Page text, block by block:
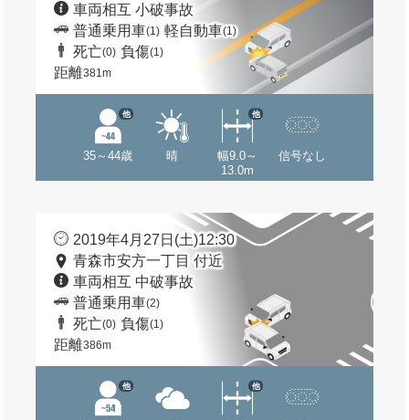
車両相互 小破事故
普通乗用車(1) 軽自動車(1)
死亡(0) 負傷(1)
距離381m
35～44歳
他
晴
幅9.0～
13.0m
他
信号なし
2019年4月27日(土)12:30
青森市安方一丁目 付近
車両相互 中破事故
普通乗用車(2)
死亡(0) 負傷(1)
距離386m
他 他